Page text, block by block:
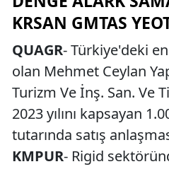
KRSAN GMTAS
QUAGR- Türkiye'deki en
olan Mehmet Ceylan
Turizm Ve İnş. San. Ve
2023 yılını kapsayan
tutarında satış
KMPUR- Rigid